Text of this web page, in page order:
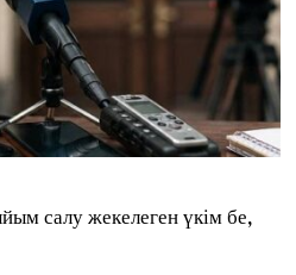
салу жекелеген үкім бе,